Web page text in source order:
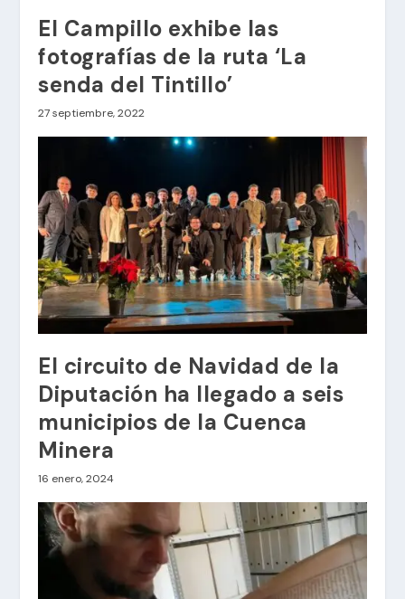
El Campillo exhibe las
fotografías de la ruta ‘La
senda del Tintillo’
27 septiembre, 2022
El circuito de Navidad de la
Diputación ha llegado a seis
municipios de la Cuenca
Minera
16 enero, 2024